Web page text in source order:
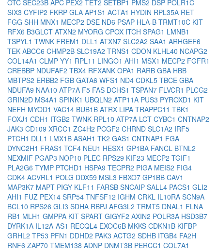
OTC SEC23B APC PEX2 TET2 SETBP1 PMS2 DSP POLR1C
SIX3 CYFIP2 FKRP GLA AP1S1 ACTA1 HYDIN RPL35A RET
FGG SHH MNX1 MECP2 DSE ND6 PSAP HLA-B TRMT10C KIT
RFX6 B3GLCT ATXN2 MYORG CPOX ITCH SPAG1 LMNB1
TSPYL1 TWNK FREM1 DLL1 ATXN7 SLC2A2 SAA1 ARHGEF6
TEK ABCC6 CHMP2B SLC19A2 TRNS1 CDON KLHL40 NCAPG2
COL14A1 CLMP YY1 RPL11 LINGO1 AHI1 MSX1 MECP2 FGFR1
CREBBP NDUFAF2 TBX4 RFXANK OPA1 RARB GBA HBB
MBTPS2 ERBB2 FGB GATA6 WFS1 ND4 CDKL5 TBCE GBA
NDUFA9 NAA10 ATP7A F5 FAS DCHS1 TSPAN7 FLVCR1 PLCG2
GRIN2D MS4A1 SPINK1 UBQLN2 ATP11A PUS3 PYROXD1 KIT
NEFH MYOD1 VAC14 BUB1B ATRX LIPA TRAPPC11 TBK1
FOXJ1 CDH1 ITGB2 TWNK RPL10 ATP7A LCT CYBC1 CNTNAP2
JAK3 CD109 XRCC1 ZC4H2 PCGF2 CHRND SLC1A2 IRF5
PTCH1 DLL1 LMX1B ASAH1 TK2 GAS1 CNTNAP1 FGA
DYNC2H1 FRAS1 TCF4 NEU1 HESX1 GP1BA FANCL BTNL2
NEXMIF PGAP3 NOP10 PLEC RPS29 KIF23 MECP2 TGIF1
PLA2G6 TYMP PTCHD1 HSPA9 TECPR2 PIGA MEIS2 FIG4
CDK4 ACVRL1 POLG DDX59 MSL3 FBXO7 GP1BB CAV1
MAP3K7 MAPT PIGY KLF11 FARSB SNCAIP SALL4 PACS1 GLI2
AHI1 FUZ PEX14 SRP54 TNFSF12 IGHM CRKL IL10RA SCN9A
BCL10 RPS26 GLI3 SDHA RBPJ AFG3L2 TRMT5 DNAL1 FLNA
RB1 MLH1 GMPPA KIT SPART GIGYF2 AXIN2 POLR3A HSD3B7
DYRK1A IL12A-AS1 RECQL4 EXOC6B MKKS CDKN1B KIFBP
GRHL2 TP53 PFN1 DDHD2 PAK3 ACTG2 SDHB ITGB4 FA2H
RNF6 ZAP70 TMEM138 ADNP DNMT3B PERCC1 COL7A1